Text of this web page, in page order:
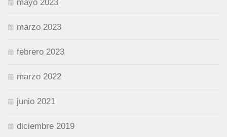
mayo 2023
marzo 2023
febrero 2023
marzo 2022
junio 2021
diciembre 2019